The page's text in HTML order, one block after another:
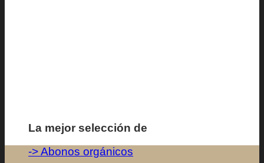
Carrito
988 460 150
Teléfono Fijo: